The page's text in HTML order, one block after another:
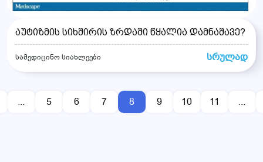
აუტიზმის სიხშირის ზრდაში წყალია დამნაშავე?
სამედიცინო სიახლეები სრულად
... 5 6 7 8 9 10 11 ...